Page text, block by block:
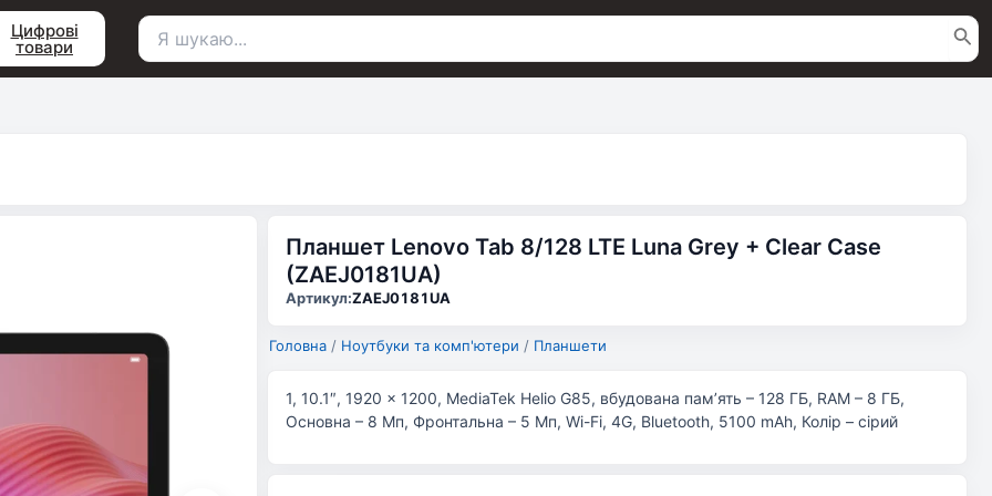
Цифрові
товари
Пошук
Планшет Lenovo Tab 8/128 LTE Luna Grey + Clear Case
(ZAEJ0181UA)
Артикул:ZAEJ0181UA
Головна / Ноутбуки та комп'ютери / Планшети
1, 10.1″, 1920 x 1200, MediaTek Helio G85, вбудована пам’ять – 128 ГБ, RAM – 8 ГБ,
Основна – 8 Мп, Фронтальна – 5 Мп, Wi-Fi, 4G, Bluetooth, 5100 mAh, Колір – сірий